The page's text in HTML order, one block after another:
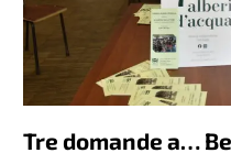
Tre domande a…